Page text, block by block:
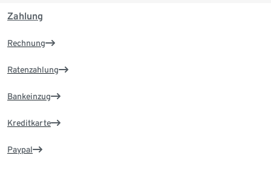
Zahlung
Rechnung
Ratenzahlung
Bankeinzug
Kreditkarte
Paypal